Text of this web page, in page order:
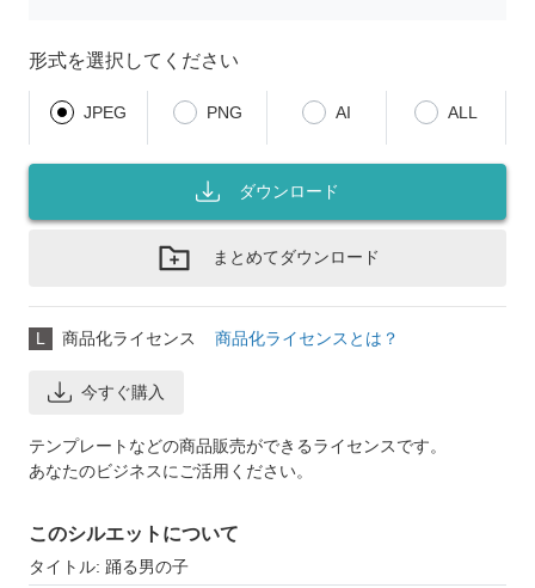
形式を選択してください
JPEG PNG AI ALL
ダウンロード
まとめてダウンロード
L 商品化ライセンス 商品化ライセンスとは？
今すぐ購入
テンプレートなどの商品販売ができるライセンスです。
あなたのビジネスにご活用ください。
このシルエットについて
タイトル: 踊る男の子